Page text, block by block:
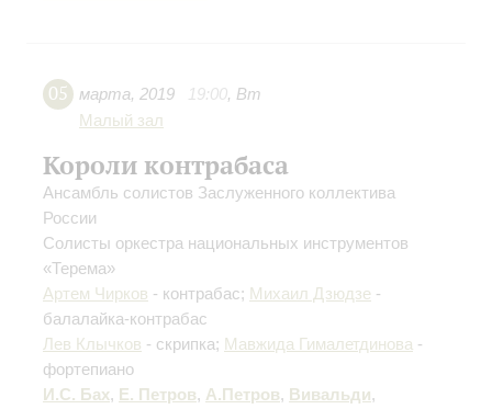
05 марта, 2019 19:00, Вт
Малый зал
Короли контрабаса
Ансамбль солистов Заслуженного коллектива
России
Солисты оркестра национальных инструментов
«Терема»
Артем Чирков - контрабас; Михаил Дзюдзе -
балалайка-контрабас
Лев Клычков - скрипка; Мавжида Гималетдинова -
фортепиано
И.С. Бах, Е. Петров, А.Петров, Вивальди,